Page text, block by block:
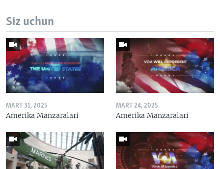
Siz uchun
MART 31, 2025
Amerika Manzaralari
MART 24, 2025
Amerika Manzaralari